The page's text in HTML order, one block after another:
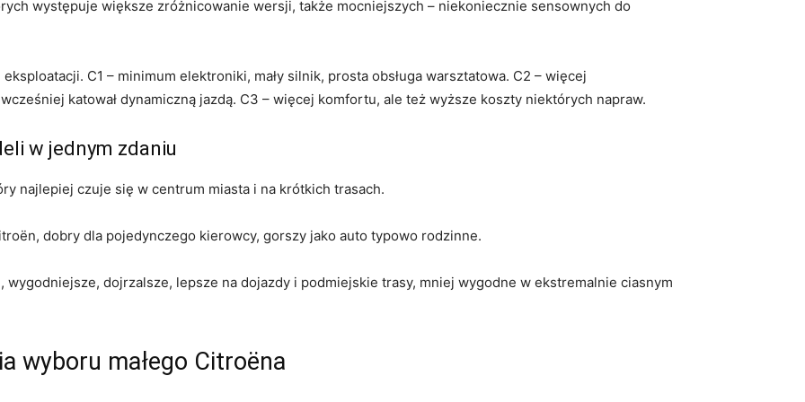
występuje większe zróżnicowanie wersji, także mocniejszych – niekoniecznie sensownych do
C1 – minimum elektroniki, mały silnik, prosta obsługa warsztatowa. C2 – więcej
katował dynamiczną jazdą. C3 – więcej komfortu, ale też wyższe koszty niektórych napraw.
w jednym zdaniu
najlepiej czuje się w centrum miasta i na krótkich trasach.
dobry dla pojedynczego kierowcy, gorszy jako auto typowo rodzinne.
dojrzalsze, lepsze na dojazdy i podmiejskie trasy, mniej wygodne w ekstremalnie ciasnym
wyboru małego Citroëna